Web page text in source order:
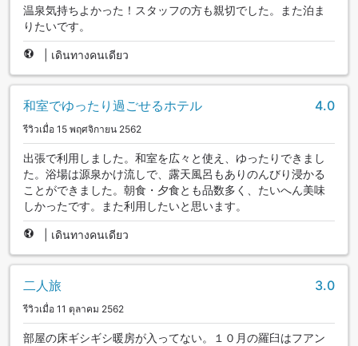
温泉気持ちよかった！スタッフの方も親切でした。また泊ま
りたいです。
เดินทางคนเดียว
和室でゆったり過ごせるホテル 4.0
รีวิวเมื่อ 15 พฤศจิกายน 2562
出張で利用しました。和室を広々と使え、ゆったりできまし
た。浴場は源泉かけ流しで、露天風呂もありのんびり浸かる
ことができました。朝食・夕食とも品数多く、たいへん美味
しかったです。また利用したいと思います。
เดินทางคนเดียว
二人旅 3.0
รีวิวเมื่อ 11 ตุลาคม 2562
部屋の床ギシギシ暖房が入ってない。１０月の羅臼はフアン